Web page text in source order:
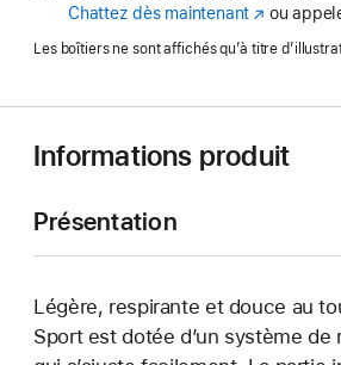
Chattez dès maintenant (s’ouvre
une
fenêtre)
ou
Les boîtiers ne sont affichés qu’à titre
Informations produit
Présentation
Légère, respirante et douce au
Sport est dotée d’un système de